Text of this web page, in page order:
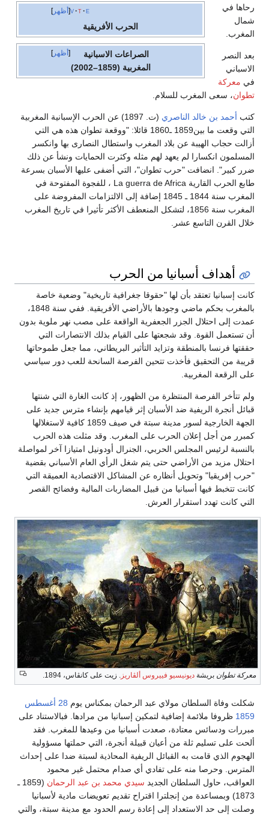
أظهر v t e
الحرب الأفريقية
أظهر
الصراعات الاسبانية
المغربية (1859–2002)
رحاها في
شمال
المغرب.
بعد النصر
الاسباني
في معركة
تطوان، سعى المغرب للسلام.
كتب أحمد بن خالد الناصري
(ت. 1897) عن الحرب الإسبانية المغربية
التي وقعت ما بين1859 ـ1860 قائلا: "ووقعة تطوان هذه هي التي
أزالت حجاب الهيبة عن بلاد المغرب واستطال النصارى بها وانكسر
المسلمون انكسارا لم يعهد لهم مثله وكثرت الحمايات ونشأ عن ذلك
ضرر كبير". انضافت "حرب تطوان"، التي أضفى عليها الأسبان بسرعة
طابع الحرب القارية La guerra de Africa ، للفجوة المفتوحة في
المغرب سنة 1844 ـ 1845 إضافة إلى الالتزامات المفروضة على
المغرب سنة 1856، لتشكل المنعطف الأكثر تأثيرا في تاريخ المغرب
خلال القرن التاسع عشر.
أهداف أسبانيا من الحرب
كانت إسبانيا تعتقد بأن لها "حقوقا جغرافية تاريخية" وضعية خاصة
بالمغرب بحكم ماضي وجودها بالأراضي الأفريقية. ففي سنة 1848،
عمدت إلى احتلال الجزر الجعفرية الواقعة على مصب نهر ملوية بدون
أن تستعمل القوة. وقد شجعتها على القيام بذلك الانتصارات التي
حققتها فرنسا بالمنطقة وتزايد التأثير البريطاني، مما جعل طموحاتها
قريبة من التحقيق فأخذت تتحين الفرصة السانحة للعب دور سياسي
على الرقعة المغربية.
ولم تتأخر الفرصة المنتظرة من الظهور، إذ كانت الغارة التي شنتها
قبائل أنجرة الريفية ضد الأسبان إثر قيامهم بإنشاء مترس جديد على
الجهة الخارجية لسور مدينة سبتة في صيف 1859 كافية لاستغلالها
كمبرر من أجل إعلان الحرب على المغرب. وقد مثلت هذه الحرب
بالنسبة لرئيس المجلس الحربي، الجنرال أودونيل امتيازا آخر لمواصلة
احتلال مزيد من الأراضي حتى يتم شغل الرأي العام الأسباني بقضية
"حرب إفريقيا" وتحويل أنظاره عن المشاكل الاقتصادية العميقة التي
كانت تتخبط فيها أسبانيا من قبيل المضاربات المالية وفضائح القصر
التي كانت تهدد استقرار العرش.
معركة تطوان بريشة ديونيسيو فييروس ألڤاريز . زيت على كانڤاس، 1894.
شكلت وفاة السلطان مولاي عبد الرحمان بمكناس يوم 28 أغسطس
1859 ظروفا ملائمة إضافية لتمكين إسبانيا من مرادها. فبالاستناد على
مبررات ودسائس معتادة، صعدت أسبانيا من وعيدها للمغرب. فقد
ألحت على تسليم ثلة من أعيان قبيلة أنجرة، التي حملتها مسؤولية
الهجوم الذي قامت به القبائل الريفية المحاذية لسبتة ضدا على إحداث
المترس. وحرصا منه على تفادي أي صدام محتمل غير محمود
العواقب، حاول السلطان الجديد سيدي محمد بن عبد الرحمان
(1859 ـ
1873) وبمساعدة من إنجلترا اقتراح تقديم تعويضات مادية لأسبانيا
وصلت إلى حد الاستعداد إلى إعادة رسم الحدود مع مدينة سبتة، والتي